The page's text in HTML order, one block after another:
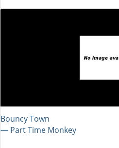
Bouncy Town
― Part Time Monkey